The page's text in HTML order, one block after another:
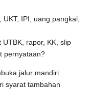
IPI, uang pangkal,
rapor, KK, slip
pernyataan?
jalur mandiri
syarat tambahan